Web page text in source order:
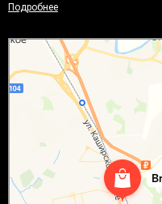
Подробнее